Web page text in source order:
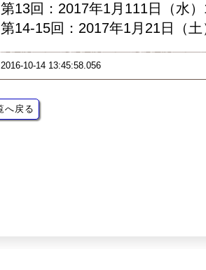
第13回：2017年1月111日（水
第14-15回：2017年1月21日（
2016-10-14 13:45:58.056